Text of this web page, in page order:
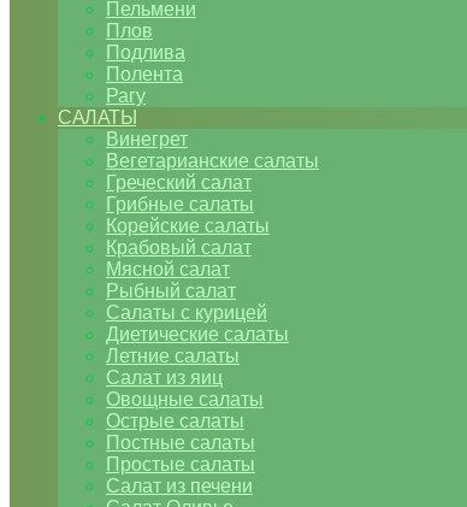
Пельмени
Плов
Подлива
Полента
Рагу
САЛАТЫ
Винегрет
Вегетарианские салаты
Греческий салат
Грибные салаты
Корейские салаты
Крабовый салат
Мясной салат
Рыбный салат
Салаты с курицей
Диетические салаты
Летние салаты
Салат из яиц
Овощные салаты
Острые салаты
Постные салаты
Простые салаты
Салат из печени